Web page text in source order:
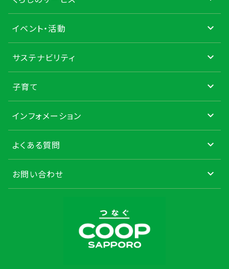
イベント・活動
サステナビリティ
子育て
インフォメーション
よくある質問
お問い合わせ